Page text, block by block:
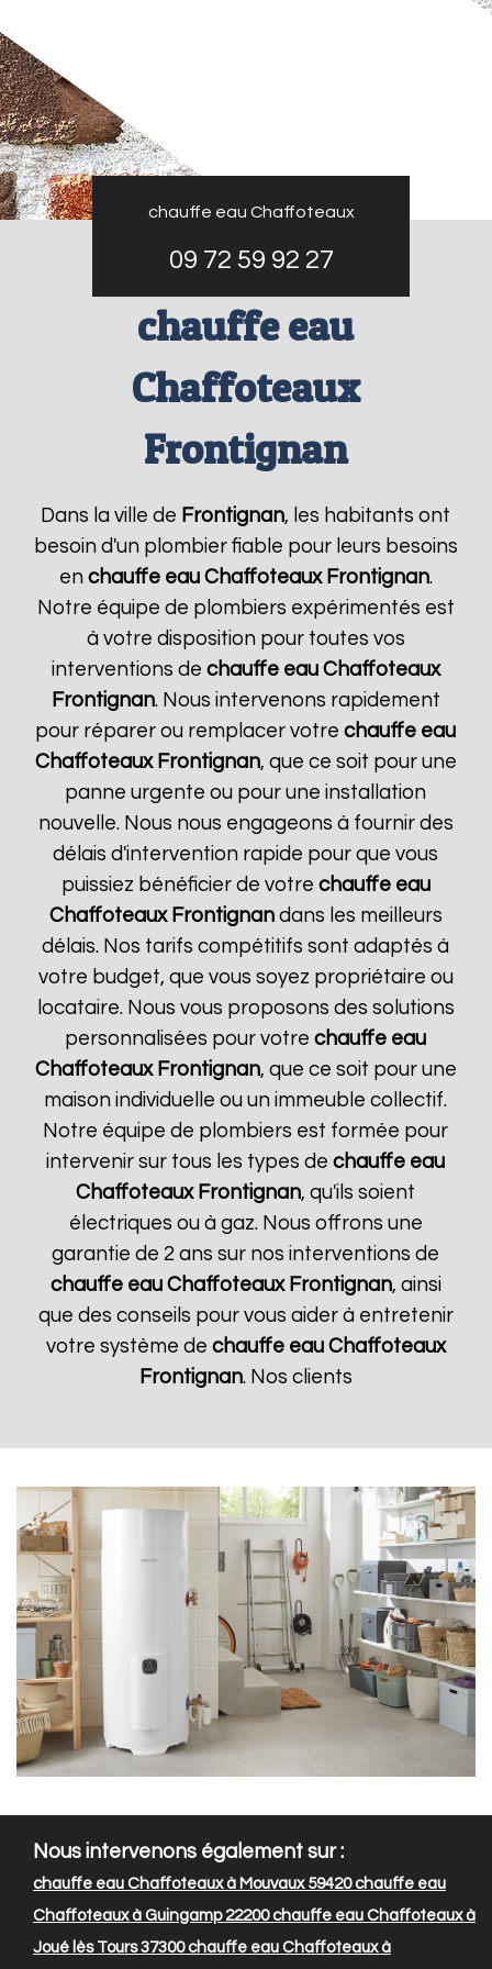
chauffe eau Chaffoteaux
09 72 59 92 27
chauffe eau
Chaffoteaux
Frontignan
Dans la ville de Frontignan, les habitants ont
besoin d'un plombier fiable pour leurs besoins
en chauffe eau Chaffoteaux Frontignan.
Notre équipe de plombiers expérimentés est
à votre disposition pour toutes vos
interventions de chauffe eau Chaffoteaux
Frontignan. Nous intervenons rapidement
pour réparer ou remplacer votrechauffe eau
Chaffoteaux Frontignan, que ce soit pour une
panne urgente ou pour une installation
nouvelle. Nous nous engageons à fournir des
délais d'intervention rapide pour que vous
puissiez bénéficier de votre chauffe eau
Chaffoteaux Frontignandans les meilleurs
délais. Nos tarifs compétitifs sont adaptés à
votre budget, que vous soyez propriétaire ou
locataire. Nous vous proposons des solutions
personnalisées pour votrechauffe eau
Chaffoteaux Frontignan, que ce soit pour une
maison individuelle ou un immeuble collectif.
Notre équipe de plombiers est formée pour
intervenir sur tous les types dechauffe eau
Chaffoteaux Frontignan, qu'ils soient
électriques ou à gaz. Nous offrons une
garantie de 2 ans sur nos interventions de
chauffe eau Chaffoteaux Frontignan, ainsi
que des conseils pour vous aider à entretenir
votre système de chauffe eau Chaffoteaux
Frontignan. Nos clients
Nous intervenons également sur :
chauffe eau Chaffoteaux à Mouvaux 59420chauffe eau
Chaffoteaux à Guingamp 22200chauffe eau Chaffoteaux à
Joué lès Tours 37300chauffe eau Chaffoteaux à